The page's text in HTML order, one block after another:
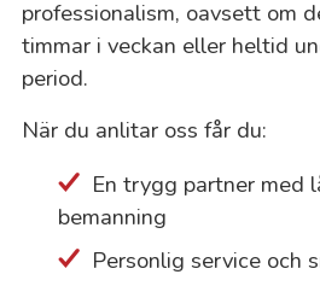
professionalism, oavsett om
timmar i veckan eller heltid
period.
När du anlitar oss får du:
En trygg partner med
bemanning
Personlig service och